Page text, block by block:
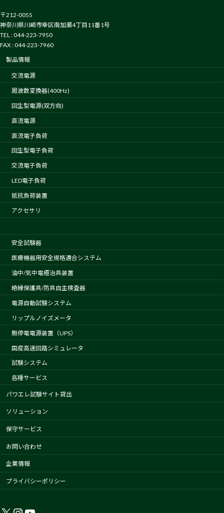
〒212-0055
神奈川県川崎市幸区南加瀬4丁目11番1号
TEL : 044-223-7950
FAX : 044-223-7960
製品情報
交流電源
周波数変換器(400Hz)
回生型電源(双方向)
直流電源
直流電子負荷
回生型電子負荷
交流電子負荷
LED電子負荷
抵抗負荷装置
アクセサリ
安全試験器
医療機器用安全規格適合システム
油中/気中電極治具装置
絶縁保護具/防具自主検査器
電源自動試験システム
リップルノイズメータ
無停電電源装置（UPS）
国産高速回路シミュレータ
試験システム
各種サービス
パワエレ試験サイト貸出
ソリューション
保守サービス
お問い合わせ
企業情報
プライバシーポリシー